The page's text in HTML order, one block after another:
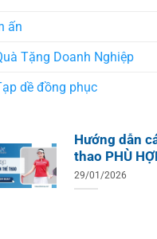
ấn
Tặng Doanh Nghiệp
dề đồng phục
Hướng dẫn
thao PHÙ
29/01/2026